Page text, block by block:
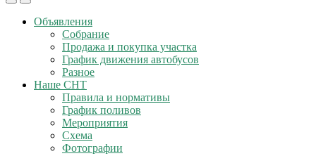
Toggle
mobile
Toggle
the
search
Объявления
Собрание
Продажа и покупка участка
График движения автобусов
Разное
Наше СНТ
Правила и нормативы
График поливов
Мероприятия
Схема
Фотографии